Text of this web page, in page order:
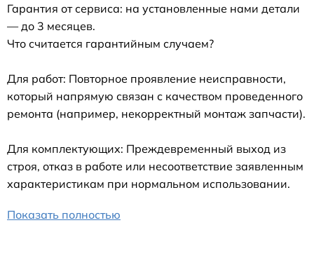
Гарантия от сервиса: на установленные нами детали
— до 3 месяцев.
Что считается гарантийным случаем?
Для работ: Повторное проявление неисправности,
который напрямую связан с качеством проведенного
ремонта (например, некорректный монтаж запчасти).
Для комплектующих: Преждевременный выход из
строя, отказ в работе или несоответствие заявленным
характеристикам при нормальном использовании.
Показать полностью